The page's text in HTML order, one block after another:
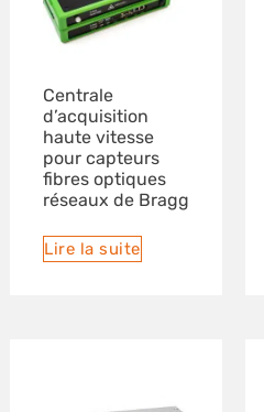
Centrale
d’acquisition
haute vitesse
pour capteurs
fibres optiques
réseaux de Bragg
Lire la suite